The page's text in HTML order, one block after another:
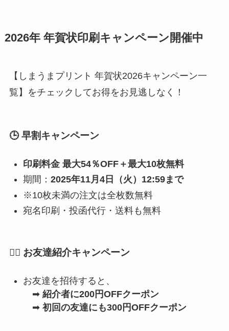
2026年 年賀状印刷キャンペーン開催中
【しまうまプリント 年賀状2026キャンペーン一
覧】をチェックしてお得をお見逃しなく！
🕒 早割キャンペーン
印刷料金 最大54％OFF＋最大10枚無料
期間： 2025年11月4日（火）12:59まで
※10枚未満の注文は全枚数無料
宛名印刷・投函代行・送料も無料
👯‍♀️ お友達紹介キャンペーン
お友達を招待すると、
➡ 紹介者に200円OFFクーポン
➡ 初回の友達にも300円OFFクーポン